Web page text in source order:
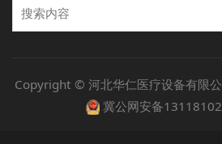
Copyright © 河北华仁医疗设备有限
冀公网安备